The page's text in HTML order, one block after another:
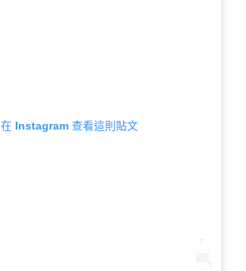
在 Instagram 查看這則貼文